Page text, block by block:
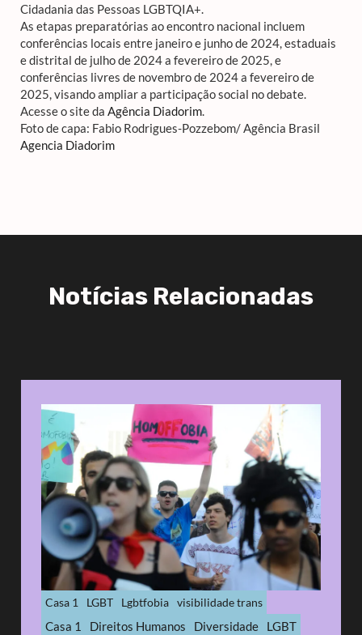
Cidadania das Pessoas LGBTQIA+.
As etapas preparatórias ao encontro nacional incluem
conferências locais entre janeiro e junho de 2024, estaduais
e distrital de julho de 2024 a fevereiro de 2025, e
conferências livres de novembro de 2024 a fevereiro de
2025, visando ampliar a participação social no debate.
Acesse o site da Agência Diadorim.
Foto de capa: Fabio Rodrigues-Pozzebom/ Agência Brasil
Agencia Diadorim
Notícias Relacionadas
Casa 1 LGBT Lgbtfobia visibilidade trans
Casa 1 Direitos Humanos Diversidade LGBT